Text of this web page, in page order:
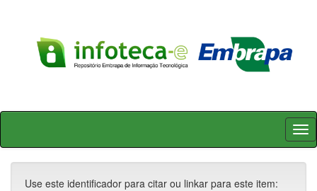
Skip
Use este identificador para citar ou linkar para este item: